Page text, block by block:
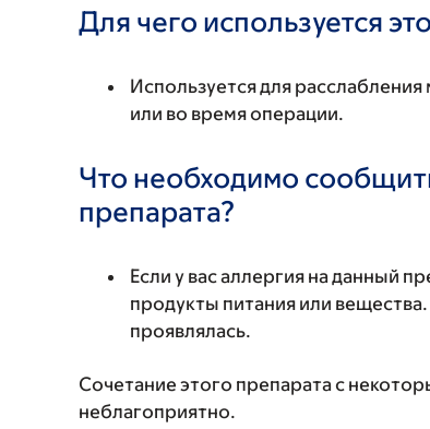
Для чего используется
Используется для
или во время операции.
Что необходимо
препарата?
Если у вас аллергия на данный
продукты питания или
проявлялась.
Сочетание этого препарата с
неблагоприятно.